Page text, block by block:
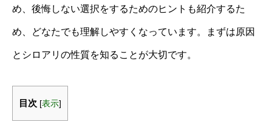
め、後悔しない選択をするためのヒントも紹介するた
め、どなたでも理解しやすくなっています。まずは原因
とシロアリの性質を知ることが大切です。
目次 [表示]